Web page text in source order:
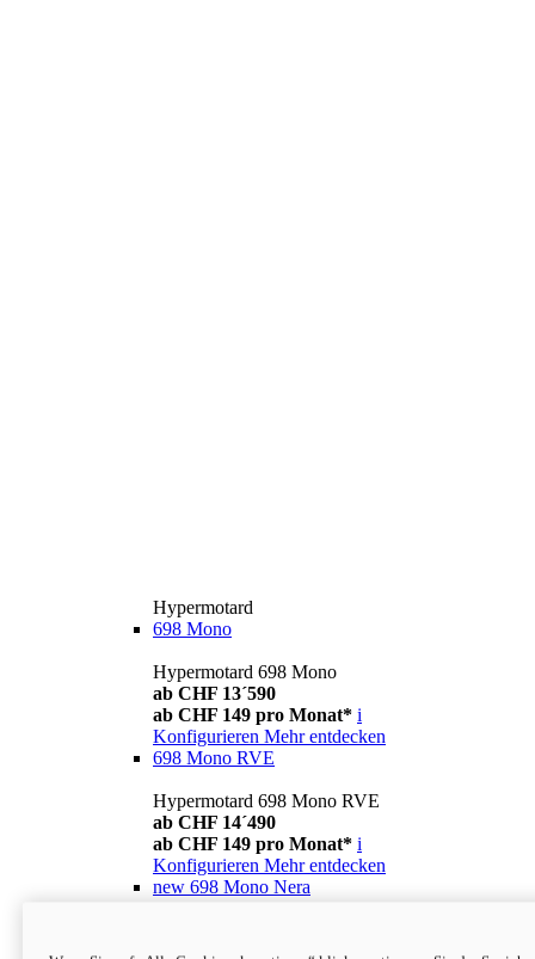
Hypermotard
698 Mono
Hypermotard 698 Mono
ab CHF 13´590
ab CHF 149 pro Monat* i
Konfigurieren Mehr entdecken
698 Mono RVE
Hypermotard 698 Mono RVE
ab CHF 14´490
ab CHF 149 pro Monat* i
Konfigurieren Mehr entdecken
new 698 Mono Nera
ab CHF 13´990